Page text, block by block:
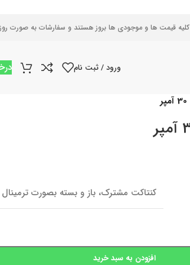
کلیه قیمت ها و موجودی ها بروز هستند و سفارشات به صورت
ورود / ثبت نام
کنتاکت مشترک، باز و بسته بصورت
افزودن به سبد خرید